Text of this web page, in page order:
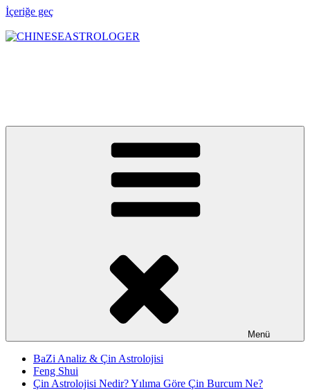
İçeriğe geç
Menü
BaZi Analiz & Çin Astrolojisi
Feng Shui
Çin Astrolojisi Nedir? Yılıma Göre Çin Burcum Ne?